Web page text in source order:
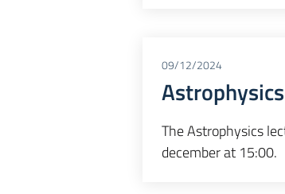
09/12/2024
The Astrophysics
december at 15:00.